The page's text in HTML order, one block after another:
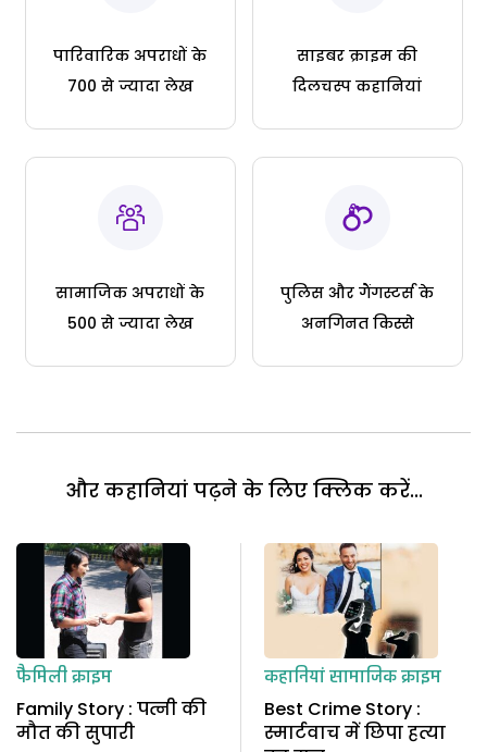
पारिवारिक अपराधों के
700 से ज्यादा लेख
साइबर क्राइम की
दिलचस्प कहानियां
सामाजिक अपराधों के
500 से ज्यादा लेख
पुलिस और गैंगस्टर्स के
अनगिनत किस्से
और कहानियां पढ़ने के लिए क्लिक करें...
फैमिली क्राइम
Family Story : पत्नी की
मौत की सुपारी
कहानियांसामाजिक क्राइम
Best Crime Story :
स्मार्टवाच में छिपा हत्या